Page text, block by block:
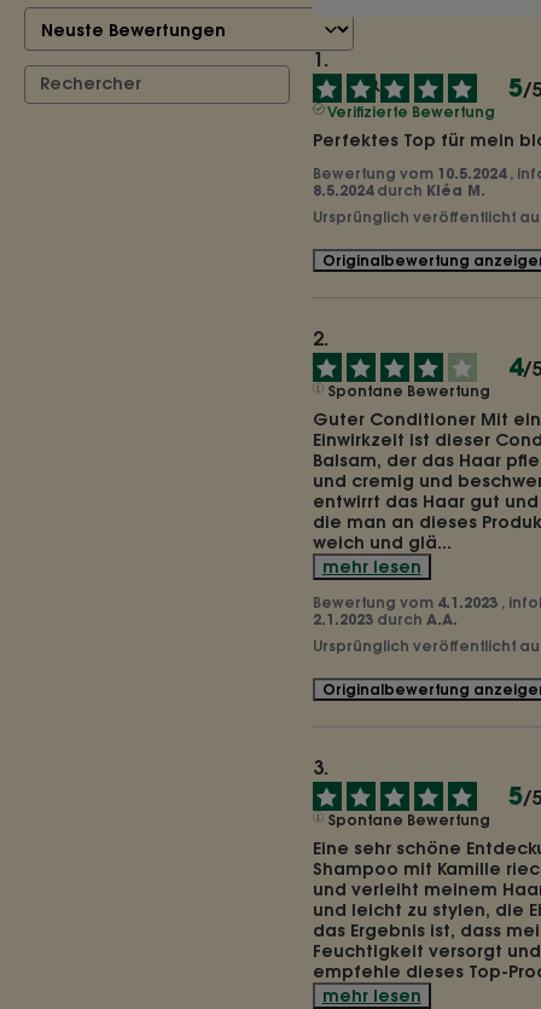
5/5
Verifizierte Bewertung
Perfektes Top für mein
Bewertung vom 10.5.2024 ,
8.5.2024 durch Kléa M.
Ursprünglich veröffentlicht
Originalbewertung
4/5
Spontane Bewertung
Guter Conditioner Mit
Einwirkzeit ist dieser
Balsam, der das Haar
und cremig und
entwirrt das Haar gut
die man an dieses
weich und glä...
mehr lesen
Bewertung vom 4.1.2023 ,
2.1.2023 durch A.A.
Ursprünglich veröffentlicht
Originalbewertung
5/5
Spontane Bewertung
Eine sehr schöne
Shampoo mit Kamille
und verleiht meinem
und leicht zu stylen, die
das Ergebnis ist, dass
Feuchtigkeit versorgt
empfehle dieses Top-
mehr lesen